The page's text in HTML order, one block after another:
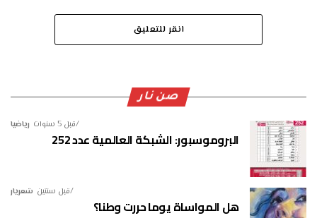
انقر للتعليق
صن نار
رياضيا قبل 5 سنوات
البروموسبور: الشبكة العالمية عدد 252
شعريار قبل سنتين
هل المواساة يوما حررت وطنا؟